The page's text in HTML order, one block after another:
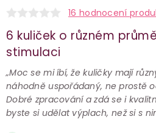
16 hodnocení
6 kuliček o různém
stimulaci
„Moc se mi íbí, že kuličky mají
náhodně uspořádaný, ne prostě
Dobré zpracování a zdá se i
byste si udělat výplach, než si s